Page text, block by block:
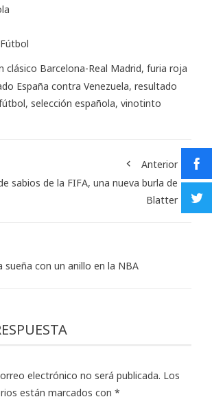
Fútbol
clásico Barcelona-Real Madrid, furia roja
España contra Venezuela, resultado
, selección española, vinotinto
Anterior
sabios de la FIFA, una nueva burla de
Blatter
sueña con un anillo en la NBA
electrónico no será publicada. Los
están marcados con *